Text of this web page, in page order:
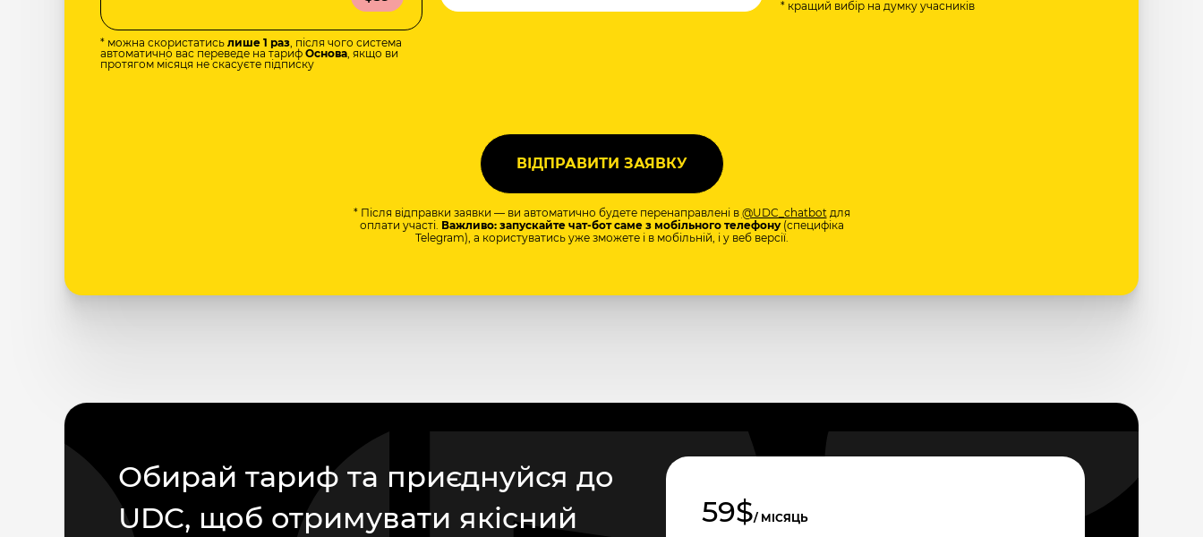
* можна скористатись лише 1 раз, після чого система
автоматично вас переведе на тариф Основа, якщо ви
протягом місяця не скасуєте підписку
* кращий вибір на думку учасників
* Після відправки заявки — ви автоматично будете перенаправлені в @UDC_chatbotдля
оплати участі. Важливо: запускайте чат-бот саме з мобільного телефону(специфіка
Telegram), а користуватись уже зможете і в мобільній, і у веб версії.
Обирай тариф та приєднуйся до
UDC, щоб отримувати якісний
59$/ МІСЯЦЬ